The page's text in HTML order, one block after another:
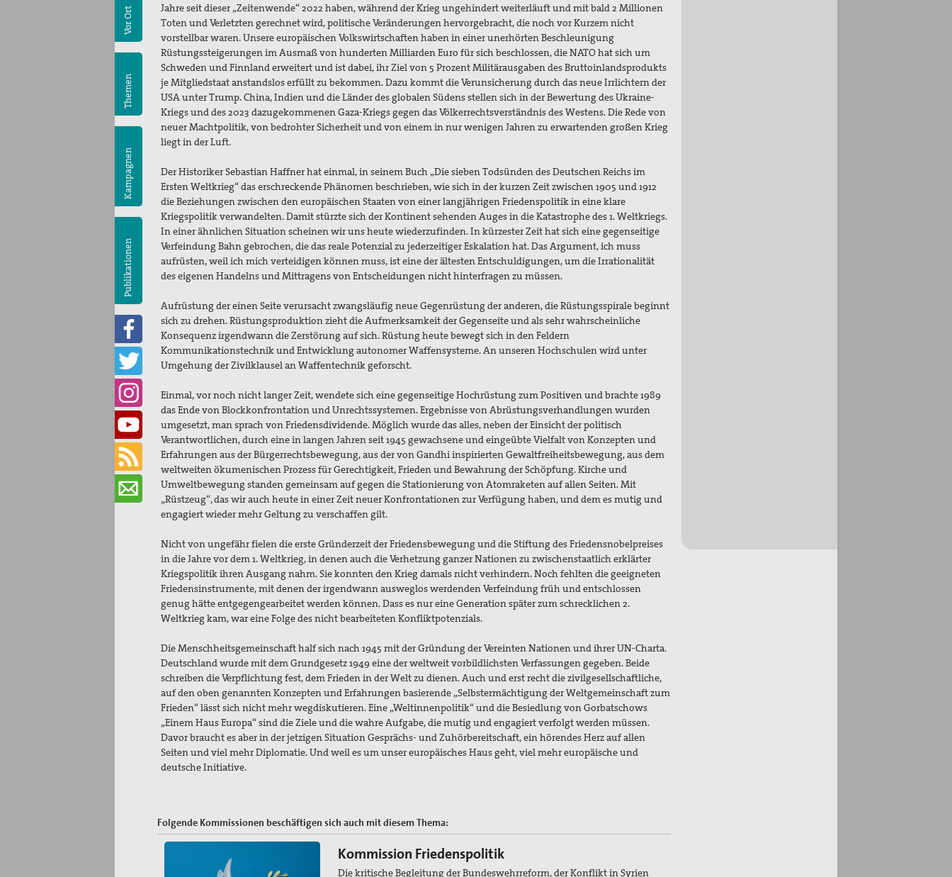
Vor Ort
Themen
Kampagnen
Publikationen
Jahre seit dieser „Zeitenwende“ 2022 haben, während der Krieg ungehindert weiterläuft und mit bald 2 Millionen
Toten und Verletzten gerechnet wird, politische Veränderungen hervorgebracht, die noch vor Kurzem nicht
vorstellbar waren. Unsere europäischen Volkswirtschaften haben in einer unerhörten Beschleunigung
Rüstungssteigerungen im Ausmaß von hunderten Milliarden Euro für sich beschlossen, die NATO hat sich um
Schweden und Finnland erweitert und ist dabei, ihr Ziel von 5 Prozent Militärausgaben des Bruttoinlandsprodukts
je Mitgliedstaat anstandslos erfüllt zu bekommen. Dazu kommt die Verunsicherung durch das neue Irrlichtern der
USA unter Trump. China, Indien und die Länder des globalen Südens stellen sich in der Bewertung des Ukraine-
Kriegs und des 2023 dazugekommenen Gaza-Kriegs gegen das Völkerrechtsverständnis des Westens. Die Rede von
neuer Machtpolitik, von bedrohter Sicherheit und von einem in nur wenigen Jahren zu erwartenden großen Krieg
liegt in der Luft.
Der Historiker Sebastian Haffner hat einmal, in seinem Buch „Die sieben Todsünden des Deutschen Reichs im
Ersten Weltkrieg“ das erschreckende Phänomen beschrieben, wie sich in der kurzen Zeit zwischen 1905 und 1912
die Beziehungen zwischen den europäischen Staaten von einer langjährigen Friedenspolitik in eine klare
Kriegspolitik verwandelten. Damit stürzte sich der Kontinent sehenden Auges in die Katastrophe des 1. Weltkriegs.
In einer ähnlichen Situation scheinen wir uns heute wiederzufinden. In kürzester Zeit hat sich eine gegenseitige
Verfeindung Bahn gebrochen, die das reale Potenzial zu jederzeitiger Eskalation hat. Das Argument, ich muss
aufrüsten, weil ich mich verteidigen können muss, ist eine der ältesten Entschuldigungen, um die Irrationalität
des eigenen Handelns und Mittragens von Entscheidungen nicht hinterfragen zu müssen.
Aufrüstung der einen Seite verursacht zwangsläufig neue Gegenrüstung der anderen, die Rüstungsspirale beginnt
sich zu drehen. Rüstungsproduktion zieht die Aufmerksamkeit der Gegenseite und als sehr wahrscheinliche
Konsequenz irgendwann die Zerstörung auf sich. Rüstung heute bewegt sich in den Feldern
Kommunikationstechnik und Entwicklung autonomer Waffensysteme. An unseren Hochschulen wird unter
Umgehung der Zivilklausel an Waffentechnik geforscht.
Einmal, vor noch nicht langer Zeit, wendete sich eine gegenseitige Hochrüstung zum Positiven und brachte 1989
das Ende von Blockkonfrontation und Unrechtssystemen. Ergebnisse von Abrüstungsverhandlungen wurden
umgesetzt, man sprach von Friedensdividende. Möglich wurde das alles, neben der Einsicht der politisch
Verantwortlichen, durch eine in langen Jahren seit 1945 gewachsene und eingeübte Vielfalt von Konzepten und
Erfahrungen aus der Bürgerrechtsbewegung, aus der von Gandhi inspirierten Gewaltfreiheitsbewegung, aus dem
weltweiten ökumenischen Prozess für Gerechtigkeit, Frieden und Bewahrung der Schöpfung. Kirche und
Umweltbewegung standen gemeinsam auf gegen die Stationierung von Atomraketen auf allen Seiten. Mit
„Rüstzeug“, das wir auch heute in einer Zeit neuer Konfrontationen zur Verfügung haben, und dem es mutig und
engagiert wieder mehr Geltung zu verschaffen gilt.
Nicht von ungefähr fielen die erste Gründerzeit der Friedensbewegung und die Stiftung des Friedensnobelpreises
in die Jahre vor dem 1. Weltkrieg, in denen auch die Verhetzung ganzer Nationen zu zwischenstaatlich erklärter
Kriegspolitik ihren Ausgang nahm. Sie konnten den Krieg damals nicht verhindern. Noch fehlten die geeigneten
Friedensinstrumente, mit denen der irgendwann ausweglos werdenden Verfeindung früh und entschlossen
genug hätte entgegengearbeitet werden können. Dass es nur eine Generation später zum schrecklichen 2.
Weltkrieg kam, war eine Folge des nicht bearbeiteten Konfliktpotenzials.
Die Menschheitsgemeinschaft half sich nach 1945 mit der Gründung der Vereinten Nationen und ihrer UN-Charta.
Deutschland wurde mit dem Grundgesetz 1949 eine der weltweit vorbildlichsten Verfassungen gegeben. Beide
schreiben die Verpflichtung fest, dem Frieden in der Welt zu dienen. Auch und erst recht die zivilgesellschaftliche,
auf den oben genannten Konzepten und Erfahrungen basierende „Selbstermächtigung der Weltgemeinschaft zum
Frieden“ lässt sich nicht mehr wegdiskutieren. Eine „Weltinnenpolitik“ und die Besiedlung von Gorbatschows
„Einem Haus Europa“ sind die Ziele und die wahre Aufgabe, die mutig und engagiert verfolgt werden müssen.
Davor braucht es aber in der jetzigen Situation Gesprächs- und Zuhörbereitschaft, ein hörendes Herz auf allen
Seiten und viel mehr Diplomatie. Und weil es um unser europäisches Haus geht, viel mehr europäische und
deutsche Initiative.
Folgende Kommissionen beschäftigen sich auch mit diesem Thema:
Kommission Friedenspolitik
Die kritische Begleitung der Bundeswehrreform, der Konflikt in Syrien